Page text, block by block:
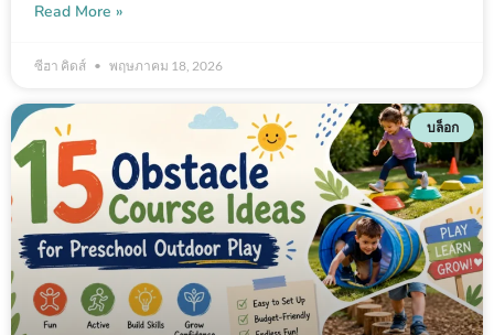
Read More »
ซีฮา คิดส์ พฤษภาคม 18, 2026
บล็อก